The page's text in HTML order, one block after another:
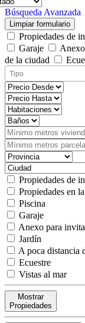
Búsqueda Avanzada
Limpiar formulario
Propiedades de
Garaje
de la ciudad
Propiedades de
Propiedades en
Piscina
Garaje
Anexo para
Jardín
A poca distancia
Ecuestre
Vistas al mar
Mostrar
Propiedades